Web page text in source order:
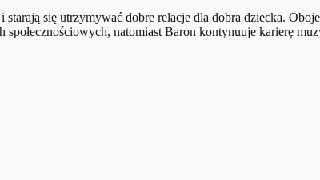
się utrzymywać dobre relacje dla dobra dziecka.
natomiast Baron kontynuuje karierę